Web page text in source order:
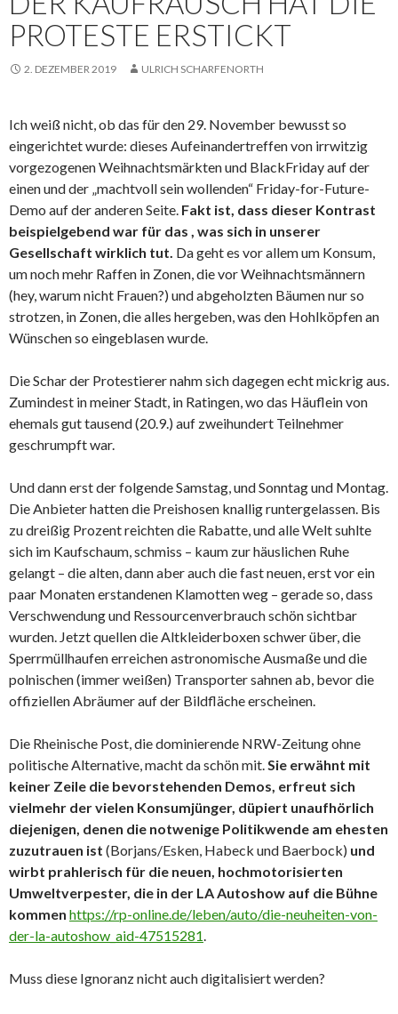
PROTESTE ERSTICKT
2. DEZEMBER 2019 ULRICH SCHARFENORTH
Ich weiß nicht, ob das für den 29. November bewusst so
eingerichtet wurde: dieses Aufeinandertreffen von irrwitzig
vorgezogenen Weihnachtsmärkten und BlackFriday auf der
einen und der „machtvoll sein wollenden“ Friday-for-Future-
Demo auf der anderen Seite. Fakt ist, dass dieser Kontrast
beispielgebend war für das , was sich in unserer
Gesellschaft wirklich tut. Da geht es vor allem um Konsum,
um noch mehr Raffen in Zonen, die vor Weihnachtsmännern
(hey, warum nicht Frauen?) und abgeholzten Bäumen nur so
strotzen, in Zonen, die alles hergeben, was den Hohlköpfen an
Wünschen so eingeblasen wurde.
Die Schar der Protestierer nahm sich dagegen echt mickrig aus.
Zumindest in meiner Stadt, in Ratingen, wo das Häuflein von
ehemals gut tausend (20.9.) auf zweihundert Teilnehmer
geschrumpft war.
Und dann erst der folgende Samstag, und Sonntag und Montag.
Die Anbieter hatten die Preishosen knallig runtergelassen. Bis
zu dreißig Prozent reichten die Rabatte, und alle Welt suhlte
sich im Kaufschaum, schmiss – kaum zur häuslichen Ruhe
gelangt – die alten, dann aber auch die fast neuen, erst vor ein
paar Monaten erstandenen Klamotten weg – gerade so, dass
Verschwendung und Ressourcenverbrauch schön sichtbar
wurden. Jetzt quellen die Altkleiderboxen schwer über, die
Sperrmüllhaufen erreichen astronomische Ausmaße und die
polnischen (immer weißen) Transporter sahnen ab, bevor die
offiziellen Abräumer auf der Bildfläche erscheinen.
Die Rheinische Post, die dominierende NRW-Zeitung ohne
politische Alternative, macht da schön mit.Sie erwähnt mit
keiner Zeile die bevorstehenden Demos, erfreut sich
vielmehr der vielen Konsumjünger, düpiert unaufhörlich
diejenigen, denen die notwenige Politikwende am ehesten
zuzutrauen ist (Borjans/Esken, Habeck und Baerbock) und
wirbt prahlerisch für die neuen, hochmotorisierten
Umweltverpester, die in der LA Autoshow auf die Bühne
kommen https://rp-online.de/leben/auto/die-neuheiten-von-
der-la-autoshow_aid-47515281.
Muss diese Ignoranz nicht auch digitalisiert werden?